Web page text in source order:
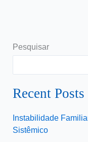
Pesquisar
Recent Posts
Instabilidade
Sistêmico